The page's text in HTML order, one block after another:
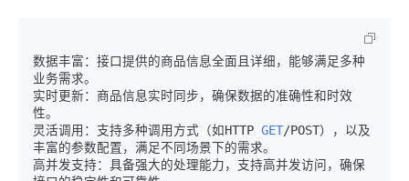
数据丰富：接口提供的商品信息全面且详细，能够满足多种
业务需求。
实时更新：商品信息实时同步，确保数据的准确性和时效
性。
灵活调用：支持多种调用方式（如HTTP GET/POST），以及
丰富的参数配置，满足不同场景下的需求。
高并发支持：具备强大的处理能力，支持高并发访问，确保